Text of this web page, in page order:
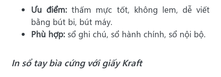
Ưu điểm: thấm mực tốt, không lem, dễ viết
bằng bút bi, bút máy.
Phù hợp: sổ ghi chú, sổ hành chính, sổ nội bộ.
In sổ tay bìa cứng với giấy Kraft